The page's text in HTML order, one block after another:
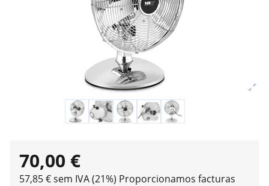
70,00 €
57,85 € sem IVA (21%) Proporcionamos facturas